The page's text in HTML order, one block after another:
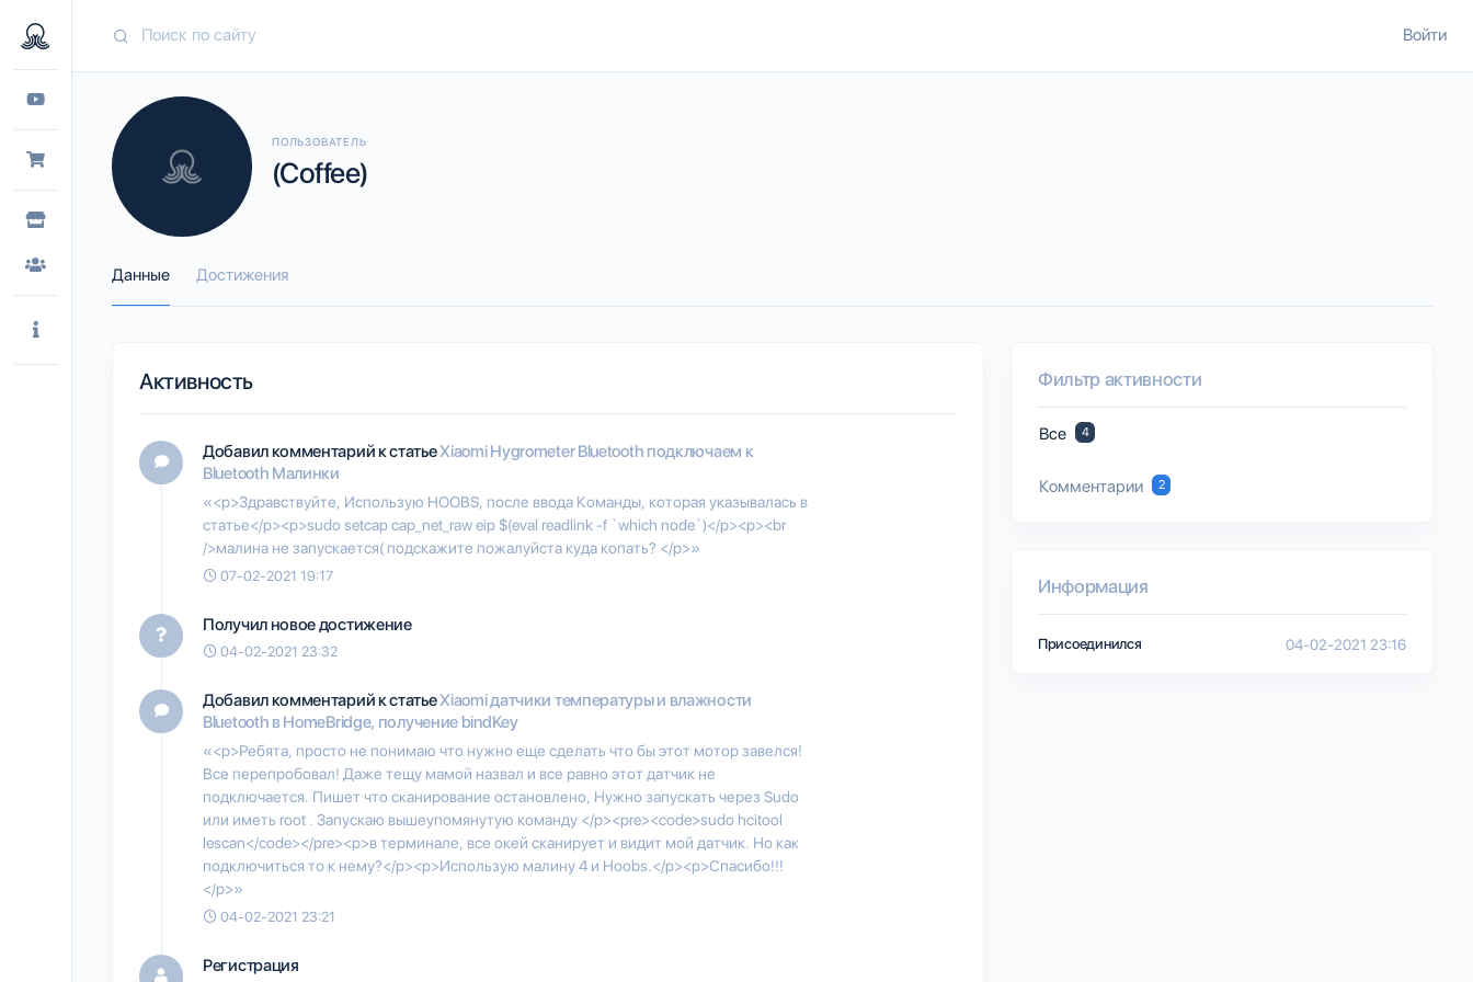
Войти
ПОЛЬЗОВАТЕЛЬ
(Coffee)
Данные Достижения
Активность
Добавил комментарий к статьеXiaomi Hygrometer Bluetooth подключаем к
Bluetooth Малинки
«<p>Здравствуйте, Использую HOOBS, после ввода Команды, которая указывалась в
статье</p><p>sudo setcap cap_net_raw eip $(eval readlink -f `which node`)</p><p><br
/>малина не запускается( подскажите пожалуйста куда копать? </p>»
07-02-2021 19:17
Получил новое достижение
04-02-2021 23:32
Добавил комментарий к статьеXiaomi датчики температуры и влажности
Bluetooth в HomeBridge, получение bindKey
«<p>Ребята, просто не понимаю что нужно еще сделать что бы этот мотор завелся!
Все перепробовал! Даже тещу мамой назвал и все равно этот датчик не
подключается. Пишет что сканирование остановлено, Нужно запускать через Sudo
или иметь root . Запускаю вышеупомянутую команду </p><pre><code>sudo hcitool
lescan</code></pre><p>в терминале, все окей сканирует и видит мой датчик. Но как
подключиться то к нему?</p><p>Использую малину 4 и Hoobs.</p><p>Спасибо!!!
</p>»
04-02-2021 23:21
Регистрация
Фильтр активности
Все 4
Комментарии 2
Информация
Присоединился 04-02-2021 23:16